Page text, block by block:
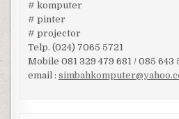
# komputer
# pinter
# projector
Telp. (024) 7065 5721
Mobile 081 329 479 681 / 085 643
email :